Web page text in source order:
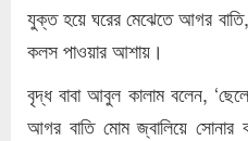
যুক্ত হয়ে ঘরের মেঝেতে আগর
কলস পাওয়ার আশায়।
বৃদ্ধ বাবা আবুল কালাম বলেন,
আগর বাতি মোম জ্বালিয়ে